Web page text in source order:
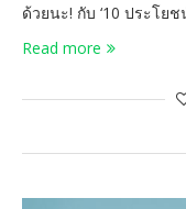
ด้วยนะ! กับ ‘10 ประโย
Read more